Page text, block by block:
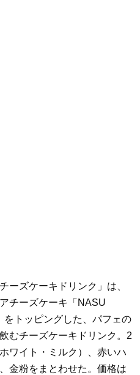
ーズケーキドリンク」は、
チーズケーキ「NASU
トッピングした、パフェの
むチーズケーキドリンク。2
ワイト・ミルク）、赤いハ
金粉をまとわせた。価格は